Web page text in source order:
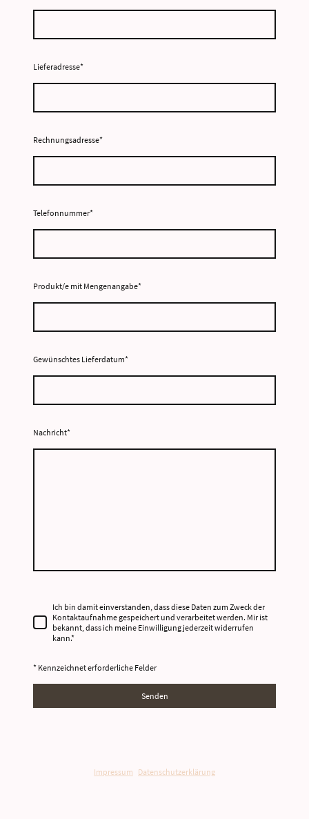
Lieferadresse*
Rechnungsadresse*
Telefonnummer*
Produkt/e mit Mengenangabe*
Gewünschtes Lieferdatum*
Nachricht*
Ich bin damit einverstanden, dass diese Daten zum Zweck der
Kontaktaufnahme gespeichert und verarbeitet werden. Mir ist
bekannt, dass ich meine Einwilligung jederzeit widerrufen
kann.*
* Kennzeichnet erforderliche Felder
Senden
Impressum Datenschutzerklärung